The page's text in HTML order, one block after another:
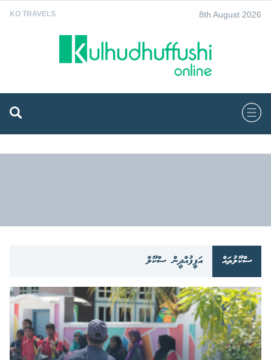
KO TRAVELS 8th August 2026
ސްކޫލުތައް އަފީފުއްދީން ސްކޫލް